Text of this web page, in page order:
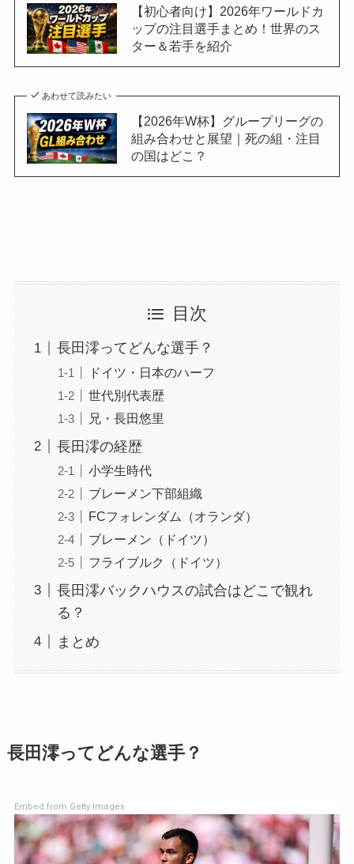
【初心者向け】2026年ワールドカ
ップの注目選手まとめ！世界のス
ター＆若手を紹介
あわせて読みたい
【2026年W杯】グループリーグの
組み合わせと展望｜死の組・注目
の国はどこ？
目次
長田澪ってどんな選手？
ドイツ・日本のハーフ
世代別代表歴
兄・長田悠里
長田澪の経歴
小学生時代
ブレーメン下部組織
FCフォレンダム（オランダ）
ブレーメン（ドイツ）
フライブルク（ドイツ）
長田澪バックハウスの試合はどこで観れ
る？
まとめ
長田澪ってどんな選手？
Embed from Getty Images